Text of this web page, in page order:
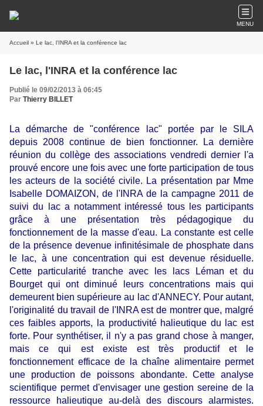
MENU
Accueil » Le lac, l'INRA et la conférence lac
Le lac, l'INRA et la conférence lac
Publié le 09/02/2013 à 06:45
Par Thierry BILLET
La démarche de "conférence lac" portée par le SILA
depuis 2008 continue de bien fonctionner. La dernière
réunion du collège des associations vendredi dernier l'a
prouvé encore une fois avec une forte participation de tous
les acteurs de la société civile. La présentation par Mme
Isabelle DOMAIZON, de l'INRA de la campagne 2011 de
suivi du lac a notamment intéressé tous les participants
grâce à une présentation très pédagogique du
fonctionnement de la masse d'eau. La constante est celle
de la présence devenue infinitésimale de phosphate dans
le lac, à une concentration qui est devenue résiduelle.
Cette particularité tranche avec les lacs Léman et du
Bourget qui ont diminué leurs concentrations mais qui
demeurent bien supérieure au lac d'ANNECY. Pour autant,
l'originalité du travail de l'INRA est de montrer que, malgré
ces faibles apports, la productivité halieutique du lac est
forte. Pour synthétiser, il n'y a pas grand chose à manger,
mais ce qui est existe est très productif et le
fonctionnement efficace de la chaîne alimentaire permet
une production de poissons abondante. Cette analyse
scientifique permet d'envisager une gestion sereine de la
ressource halieutique au-delà des discours alarmistes.